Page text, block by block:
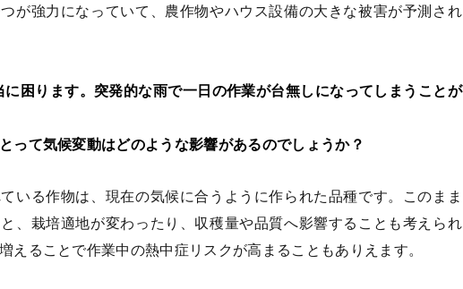
が強力になっていて、農作物やハウス設備の大きな被害が予測され
困ります。突発的な雨で一日の作業が台無しになってしまうことが
って気候変動はどのような影響があるのでしょうか？
いる作物は、現在の気候に合うように作られた品種です。このまま
、栽培適地が変わったり、収穫量や品質へ影響することも考えられ
えることで作業中の熱中症リスクが高まることもありえます。